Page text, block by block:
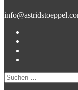
Suchen
nach: